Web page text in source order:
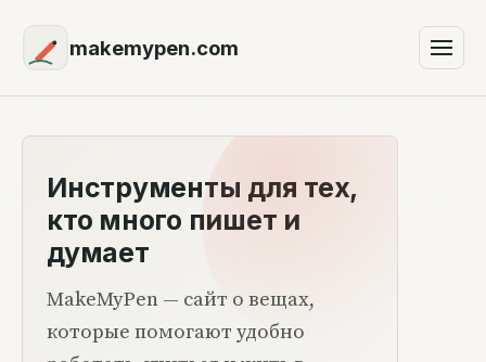
makemypen.com
Инструменты для тех,
кто много пишет и
думает
MakeMyPen — сайт о вещах,
которые помогают удобно